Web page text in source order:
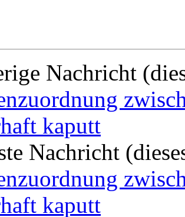
Nachricht
kaputt
Nachricht
kaputt